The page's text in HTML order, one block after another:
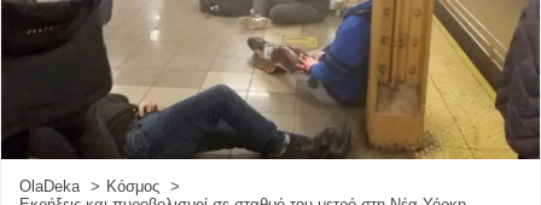
OlaDeka
Κόσμος